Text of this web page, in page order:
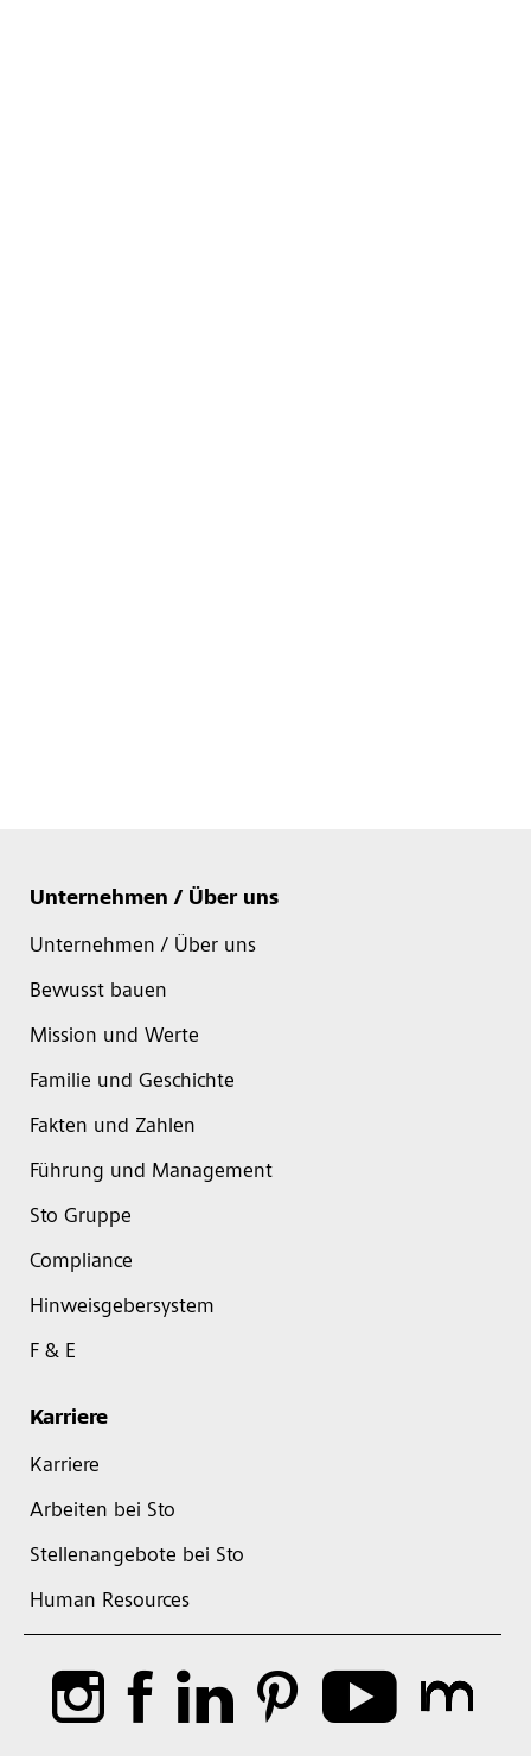
Unternehmen / Über uns
Unternehmen / Über uns
Bewusst bauen
Mission und Werte
Familie und Geschichte
Fakten und Zahlen
Führung und Management
Sto Gruppe
Compliance
Hinweisgebersystem
F & E
Karriere
Karriere
Arbeiten bei Sto
Stellenangebote bei Sto
Human Resources